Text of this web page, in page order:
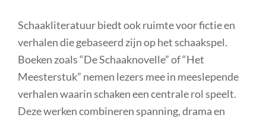
Schaakliteratuur biedt ook ruimte voor fictie en
verhalen die gebaseerd zijn op het schaakspel.
Boeken zoals “De Schaaknovelle” of “Het
Meesterstuk” nemen lezers mee in meeslepende
verhalen waarin schaken een centrale rol speelt.
Deze werken combineren spanning, drama en